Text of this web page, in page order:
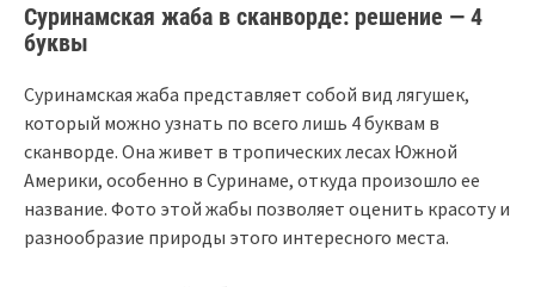
Суринамская жаба в сканворде: решение — 4
буквы
Суринамская жаба представляет собой вид лягушек,
который можно узнать по всего лишь 4 буквам в
сканворде. Она живет в тропических лесах Южной
Америки, особенно в Суринаме, откуда произошло ее
название. Фото этой жабы позволяет оценить красоту и
разнообразие природы этого интересного места.